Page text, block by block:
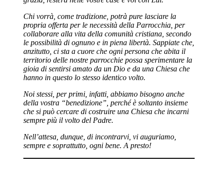
Chi vorrà, come tradizione, potrà pure lasciare la
propria offerta per le necessità della Parrocchia, per
collaborare alla vita della comunità cristiana, secondo
le possibilità di ognuno e in piena libertà. Sappiate che,
anzitutto, ci sta a cuore che ogni persona che abita il
territorio delle nostre parrocchie possa sperimentare la
gioia di sentirsi amato da un Dio e da una Chiesa che
hanno in questo lo stesso identico volto.
Noi stessi, per primi, infatti, abbiamo bisogno anche
della vostra “benedizione”, perché è soltanto insieme
che si può cercare di costruire una Chiesa che incarni
sempre più il volto del Padre.
Nell’attesa, dunque, di incontrarvi, vi auguriamo,
sempre e soprattutto, ogni bene. A presto!